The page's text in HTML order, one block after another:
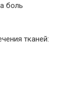
боль
тканей: